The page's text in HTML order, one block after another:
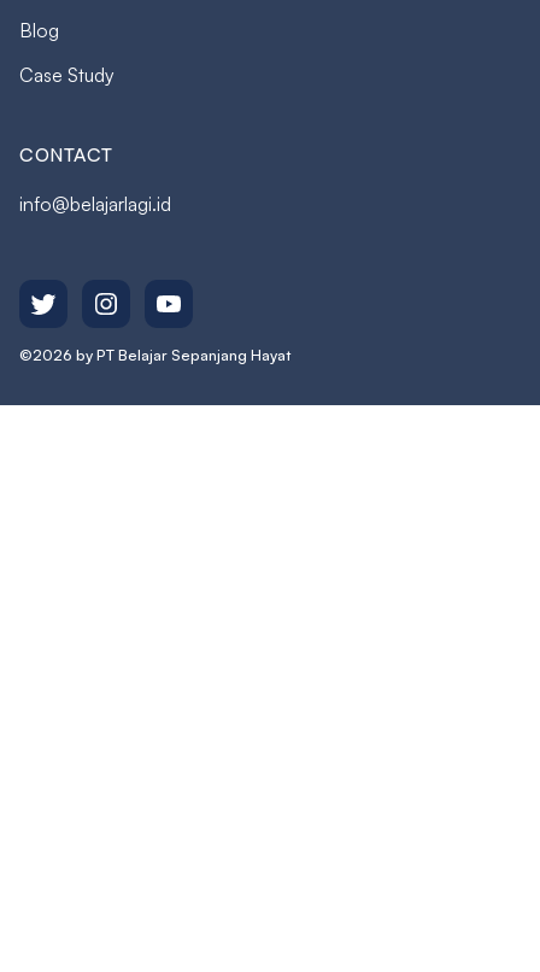
Blog
Case Study
CONTACT
info@belajarlagi.id
©2026 by PT Belajar Sepanjang Hayat